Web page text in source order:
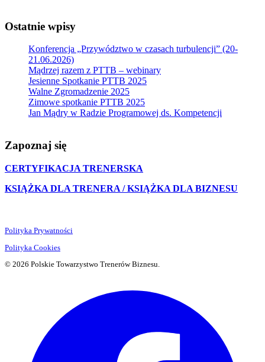
Ostatnie wpisy
Konferencja „Przywództwo w czasach turbulencji” (20-
21.06.2026)
Mądrzej razem z PTTB – webinary
Jesienne Spotkanie PTTB 2025
Walne Zgromadzenie 2025
Zimowe spotkanie PTTB 2025
Jan Mądry w Radzie Programowej ds. Kompetencji
Zapoznaj się
CERTYFIKACJA TRENERSKA
KSIĄŻKA DLA TRENERA / KSIĄŻKA DLA BIZNESU
Polityka Prywatności
Polityka Cookies
© 2026 Polskie Towarzystwo Trenerów Biznesu.